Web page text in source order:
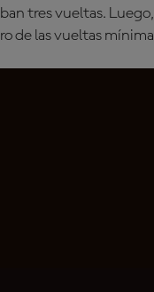
tres vueltas.
de las vueltas